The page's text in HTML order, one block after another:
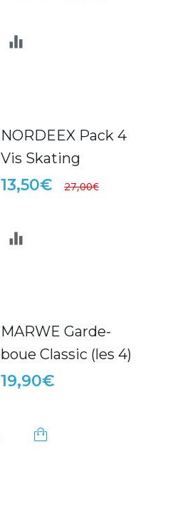
NORDEEX Pack 4
Vis Skating
13,50€ 27,00€
MARWE Garde-
boue Classic (les 4)
19,90€